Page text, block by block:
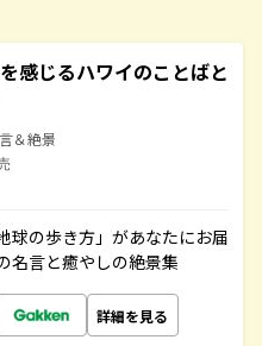
感じるハワイのことばと
＆絶景
球の歩き方」があなたにお届
名言と癒やしの絶景集
詳細を見る